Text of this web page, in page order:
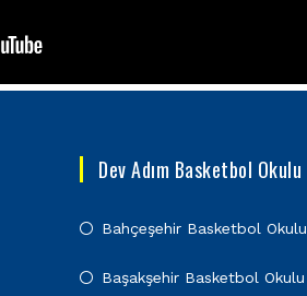
Dev Adım Basketbol Okulu
Bahçeşehir Basketbol Okulu
Başakşehir Basketbol Okulu